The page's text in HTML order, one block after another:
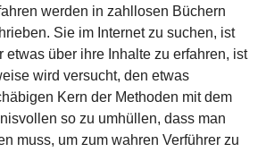
werden in zahllosen Büchern
Sie im Internet zu suchen, ist
etwas über ihre Inhalte zu erfahren, ist
wird versucht, den etwas
Kern der Methoden mit dem
so zu umhüllen, dass man
muss, um zum wahren Verführer zu